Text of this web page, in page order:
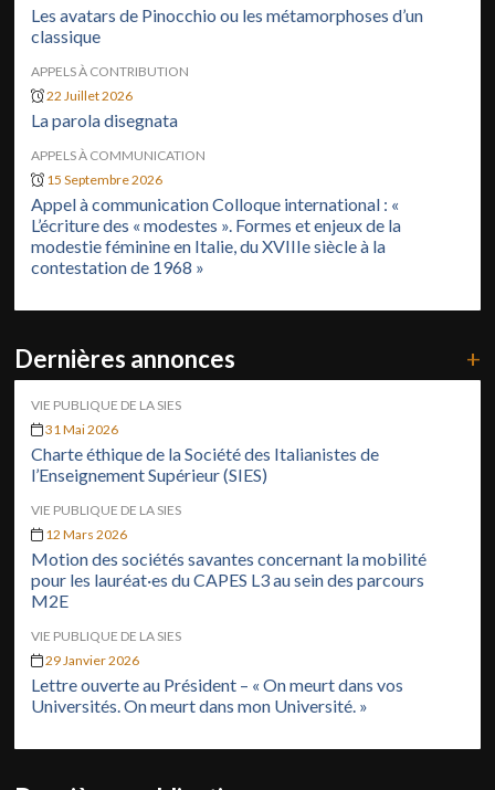
Les avatars de Pinocchio ou les métamorphoses d’un
classique
APPELS À CONTRIBUTION
22 Juillet 2026
La parola disegnata
APPELS À COMMUNICATION
15 Septembre 2026
Appel à communication Colloque international : «
L’écriture des « modestes ». Formes et enjeux de la
modestie féminine en Italie, du XVIIIe siècle à la
contestation de 1968 »
Dernières annonces +
VIE PUBLIQUE DE LA SIES
31 Mai 2026
Charte éthique de la Société des Italianistes de
l’Enseignement Supérieur (SIES)
VIE PUBLIQUE DE LA SIES
12 Mars 2026
Motion des sociétés savantes concernant la mobilité
pour les lauréat·es du CAPES L3 au sein des parcours
M2E
VIE PUBLIQUE DE LA SIES
29 Janvier 2026
Lettre ouverte au Président – « On meurt dans vos
Universités. On meurt dans mon Université. »